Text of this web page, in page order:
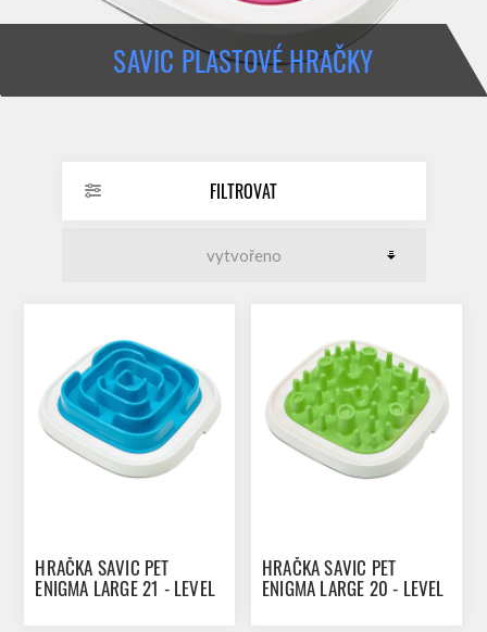
SAVIC PLASTOVÉ HRAČKY
FILTROVAT
HRAČKA SAVIC PET
ENIGMA LARGE 21 - LEVEL
HRAČKA SAVIC PET
ENIGMA LARGE 20 - LEVEL